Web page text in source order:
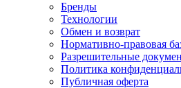
Бренды
Технологии
Обмен и возврат
Нормативно-правовая
Разрешительные
Политика
Публичная оферта